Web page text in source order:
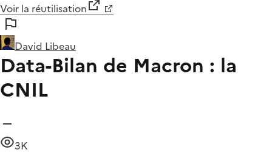
Voir la réutilisation
David Libeau
Data-Bilan de Macron : la
CNIL
3K